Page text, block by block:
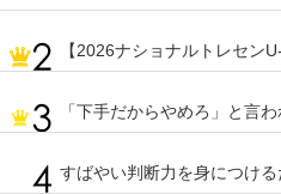
【2026ナショナルトレセン
「下手だからやめろ」と言
すばやい判断力を身につける